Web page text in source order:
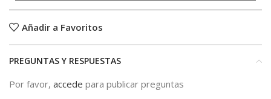
Añadir a Favoritos
PREGUNTAS Y RESPUESTAS
Por favor, accede para publicar preguntas